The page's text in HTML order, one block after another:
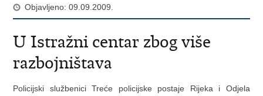
Objavljeno: 09.09.2009.
U Istražni centar zbog više
razbojništava
Policijski službenici Treće policijske postaje Rijeka i Odjela